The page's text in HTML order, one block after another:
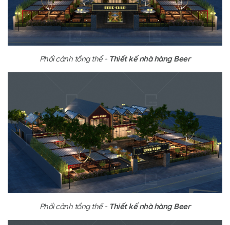
Phối cảnh tổng thể - Thiết kế nhà hàng Beer
Phối cảnh tổng thể - Thiết kế nhà hàng Beer